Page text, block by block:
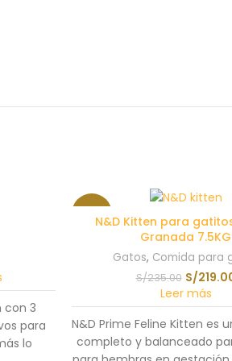
con 3
para
lo
N&D Kitten para
Granada 7.5KG
Gatos, Comida para
S/235.00 S/
Leer más
N&D Prime Feline Kitten es
completo y balanceado